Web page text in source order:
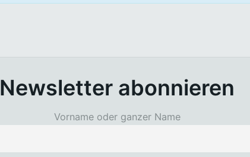
Newsletter abonnieren
Vorname oder ganzer Name